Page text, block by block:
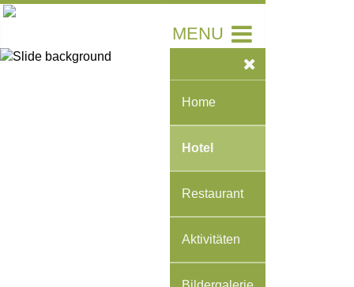
MENU
Home
Hotel
Restaurant
Aktivitäten